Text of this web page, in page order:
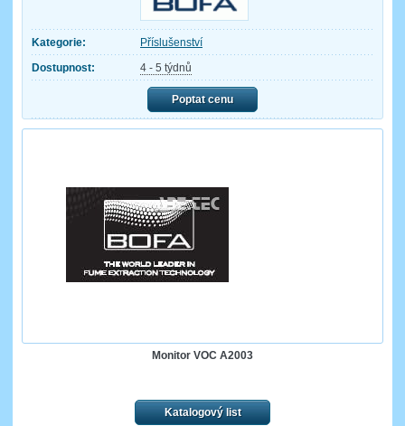
Kategorie:
Příslušenství
Dostupnost:
4 - 5 týdnů
Poptat cenu
Monitor VOC A2003
Katalogový list